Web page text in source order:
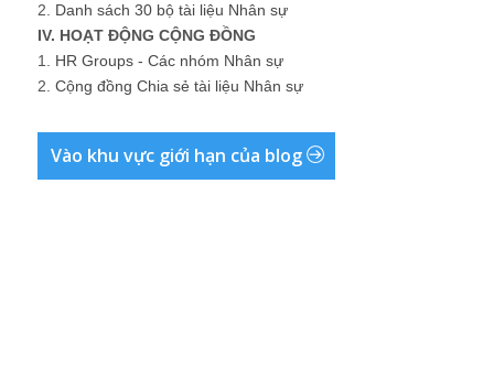
2. Danh sách 30 bộ tài liệu Nhân sự
IV. HOẠT ĐỘNG CỘNG ĐỒNG
1. HR Groups - Các nhóm Nhân sự
2. Cộng đồng Chia sẻ tài liệu Nhân sự
Vào khu vực giới hạn của blog